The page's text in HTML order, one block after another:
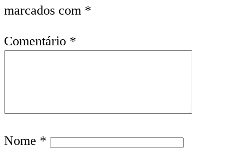
marcados com *
Comentário *
Nome *